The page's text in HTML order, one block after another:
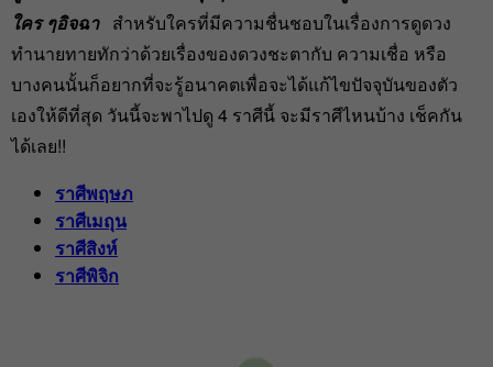
ใคร ๆอิจฉาสำหรับใครที่มีความชื่นชอบในเรื่องการดูดวง
ทำนายทายทักว่าด้วยเรื่องของดวงชะตากับ ความเชื่อ หรือ
บางคนนั้นก็อยากที่จะรู้อนาคตเพื่อจะได้แก้ไขปัจจุบันของตัว
เองให้ดีที่สุด วันนี้จะพาไปดู 4 ราศีนี้ จะมีราศีไหนบ้าง เช็คกัน
ได้เลย!!
ราศีพฤษภ
ราศีเมถุน
ราศีสิงห์
ราศีพิจิก